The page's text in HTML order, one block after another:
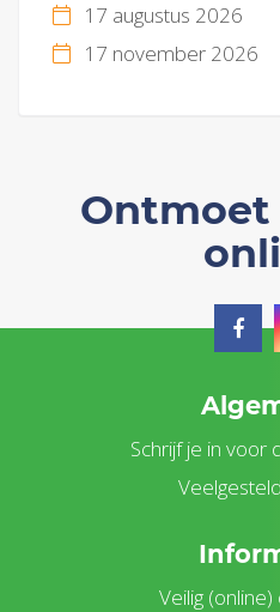
17 augustus 2026
17 november 2026
Ontmoet
Schrijf je in voor
Veilig